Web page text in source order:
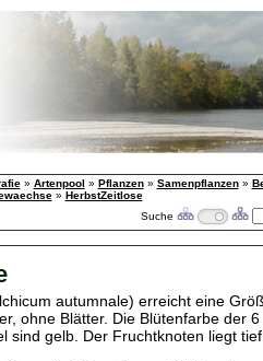
» Artenpool » Pflanzen» Samenpflanzen»
» HerbstZeitlose
Suche
autumnale) erreicht eine
ohne Blätter. Die Blütenfarbe der
sind gelb. Der Fruchtknoten liegt